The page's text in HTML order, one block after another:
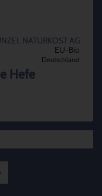
NATURKOST AG
EU-Bio
Deutschland
Hefe